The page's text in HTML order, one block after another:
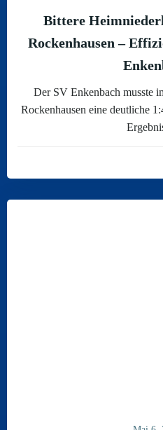
Bittere
Rockenhausen –
Der SV Enkenbach musste
Rockenhausen eine deutliche